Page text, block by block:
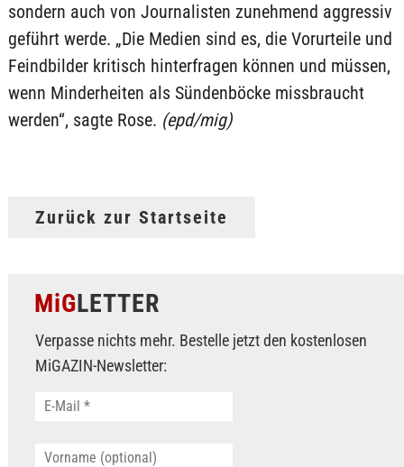
sondern auch von Journalisten zunehmend aggressiv
geführt werde. „Die Medien sind es, die Vorurteile und
Feindbilder kritisch hinterfragen können und müssen,
wenn Minderheiten als Sündenböcke missbraucht
werden“, sagte Rose. (epd/mig)
Zurück zur Startseite
MiGLETTER
Verpasse nichts mehr. Bestelle jetzt den kostenlosen
MiGAZIN-Newsletter: